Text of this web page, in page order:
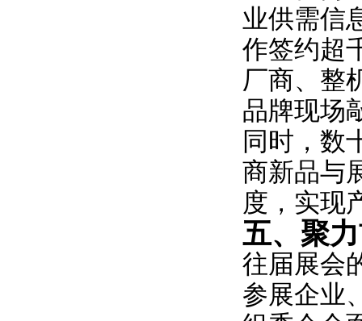
业供需信
作签约超
厂商、整
品牌现场
同时，数
商新品与
度，实现
五、聚
往届展会
参展企业